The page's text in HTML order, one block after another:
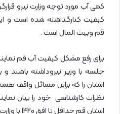
کمی آب مورد توجه وزارت نیرو
کیفیت کنارگذاشته شده است و
قم وبیت المال است .
برای رفع مشکل کیفیت آب قم
جلسه با وزیر نیروداشته باشند
استان را که براین مسائل واقف
نظرات کارشناسی خود را بیان
استان قم حداقل تا افق 1420 با وزارت نیرو توافق نمایند.